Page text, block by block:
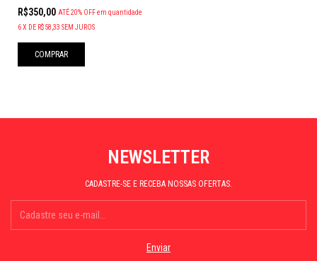
R$350,00 ATÉ 20% OFFem quantidade
6X DE R$58,33 SEM JUROS
COMPRAR
NEWSLETTER
CADASTRE-SE E RECEBA NOSSAS OFERTAS.